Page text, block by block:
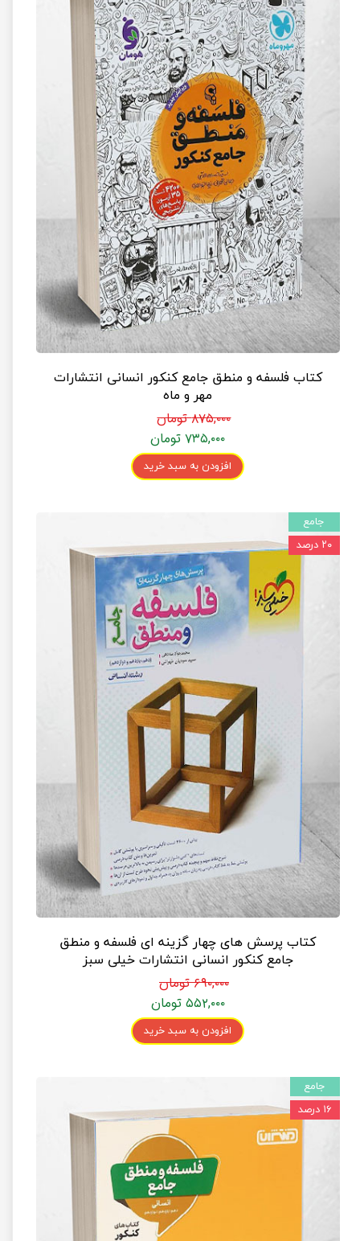
کتاب فلسفه و منطق جامع کنکور انسانی انتشارات
مهر و ماه
۸۷۵,۰۰۰ تومان
۷۳۵,۰۰۰ تومان
افزودن به سبد خرید
کتاب پرسش های چهار گزینه ای فلسفه و منطق
جامع کنکور انسانی انتشارات خیلی سبز
۶۹۰,۰۰۰ تومان
۵۵۲,۰۰۰ تومان
افزودن به سبد خرید
جامع
۲۰ درصد
جامع
۱۶ درصد